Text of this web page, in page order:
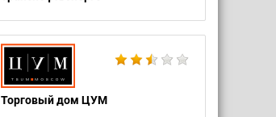
Торговый дом ЦУМ